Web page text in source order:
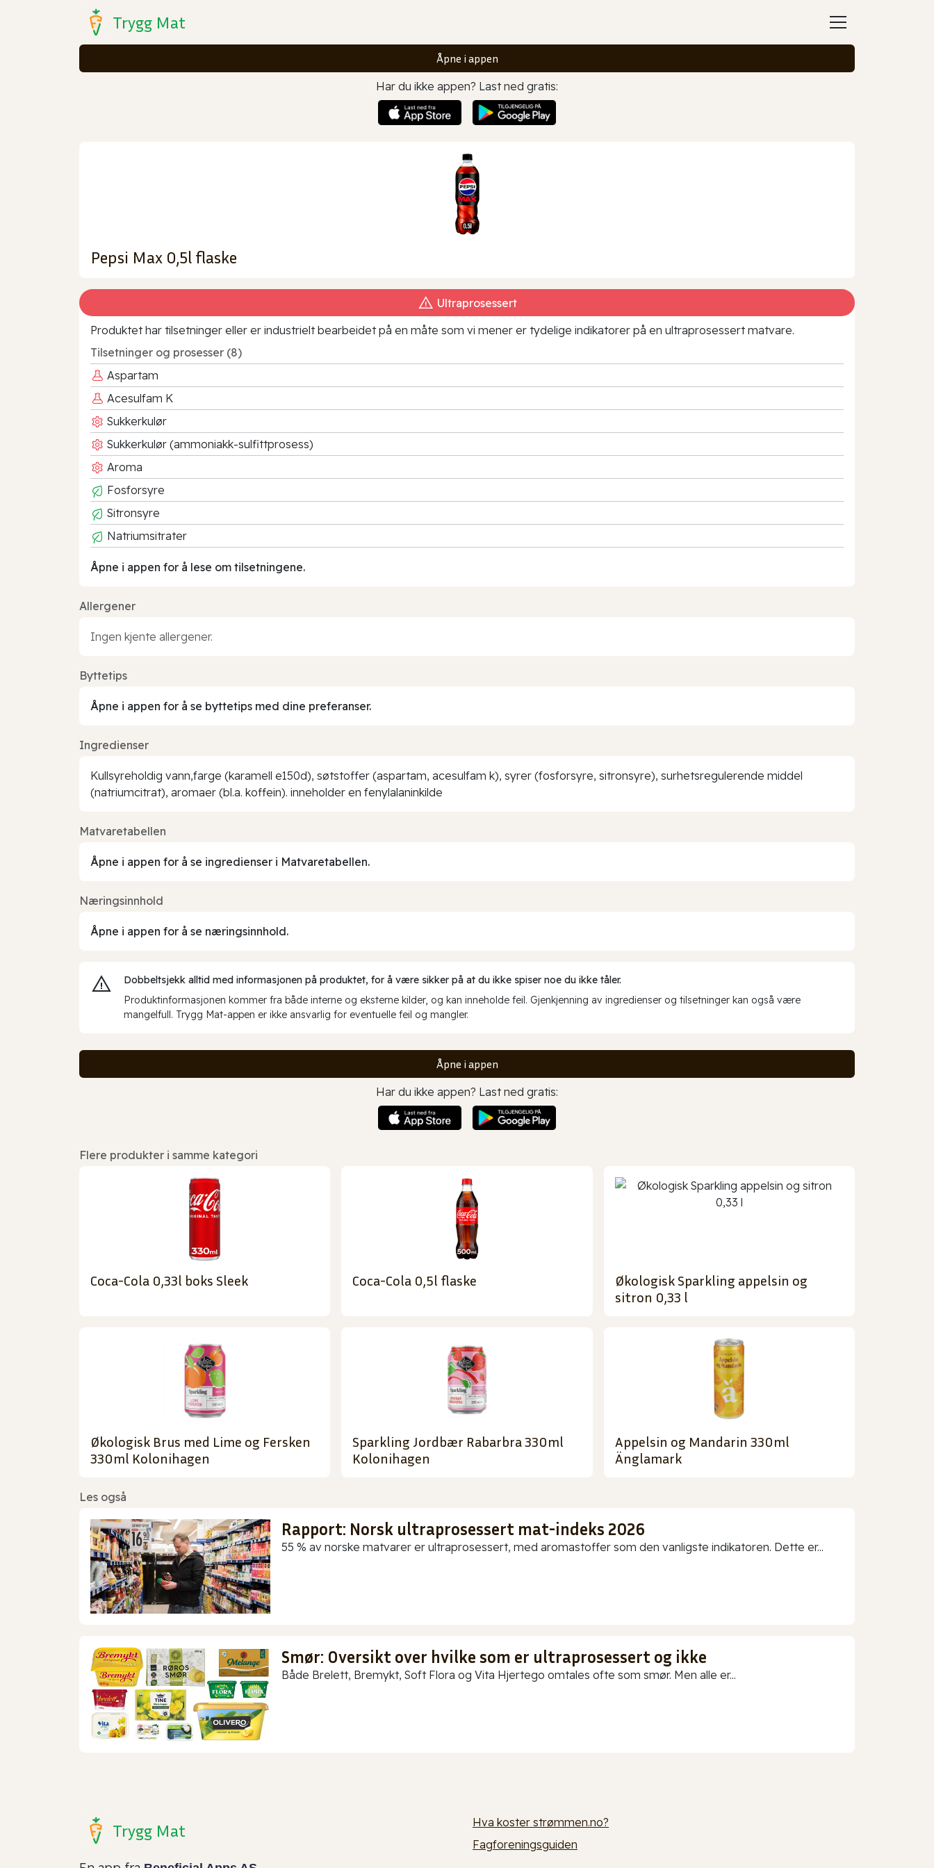
Trygg Mat
Åpne i appen
Har du ikke appen? Last ned gratis:
Pepsi Max 0,5l flaske
Ultraprosessert
Produktet har tilsetninger eller er industrielt bearbeidet på en måte som vi mener er tydelige indikatorer på en ultraprosessert matvare.
Tilsetninger og prosesser (8)
Aspartam
Acesulfam K
Sukkerkulør
Sukkerkulør (ammoniakk-sulfittprosess)
Aroma
Fosforsyre
Sitronsyre
Natriumsitrater
Åpne i appen for å lese om tilsetningene.
Allergener
Ingen kjente allergener.
Byttetips
Åpne i appen for å se byttetips med dine preferanser.
Ingredienser
Kullsyreholdig vann,farge (karamell e150d), søtstoffer (aspartam, acesulfam k), syrer (fosforsyre, sitronsyre), surhetsregulerende middel
(natriumcitrat), aromaer (bl.a. koffein). inneholder en fenylalaninkilde
Matvaretabellen
Åpne i appen for å se ingredienser i Matvaretabellen.
Næringsinnhold
Åpne i appen for å se næringsinnhold.
Dobbeltsjekk alltid med informasjonen på produktet, for å være sikker på at du ikke spiser noe du ikke tåler.
Produktinformasjonen kommer fra både interne og eksterne kilder, og kan inneholde feil. Gjenkjenning av ingredienser og tilsetninger kan også være
mangelfull. Trygg Mat-appen er ikke ansvarlig for eventuelle feil og mangler.
Åpne i appen
Har du ikke appen? Last ned gratis:
Flere produkter i samme kategori
Coca-Cola 0,33l boks Sleek Coca-Cola 0,5l flaske
Økologisk Sparkling appelsin og
sitron 0,33 l
Økologisk Brus med Lime og Fersken
330ml Kolonihagen
Sparkling Jordbær Rabarbra 330ml
Kolonihagen
Appelsin og Mandarin 330ml
Änglamark
Les også
Rapport: Norsk ultraprosessert mat-indeks 2026
55 % av norske matvarer er ultraprosessert, med aromastoffer som den vanligste indikatoren. Dette er...
Smør: Oversikt over hvilke som er ultraprosessert og ikke
Både Brelett, Bremykt, Soft Flora og Vita Hjertego omtales ofte som smør. Men alle er...
Trygg Mat
Hva koster strømmen.no?
Fagforeningsguiden